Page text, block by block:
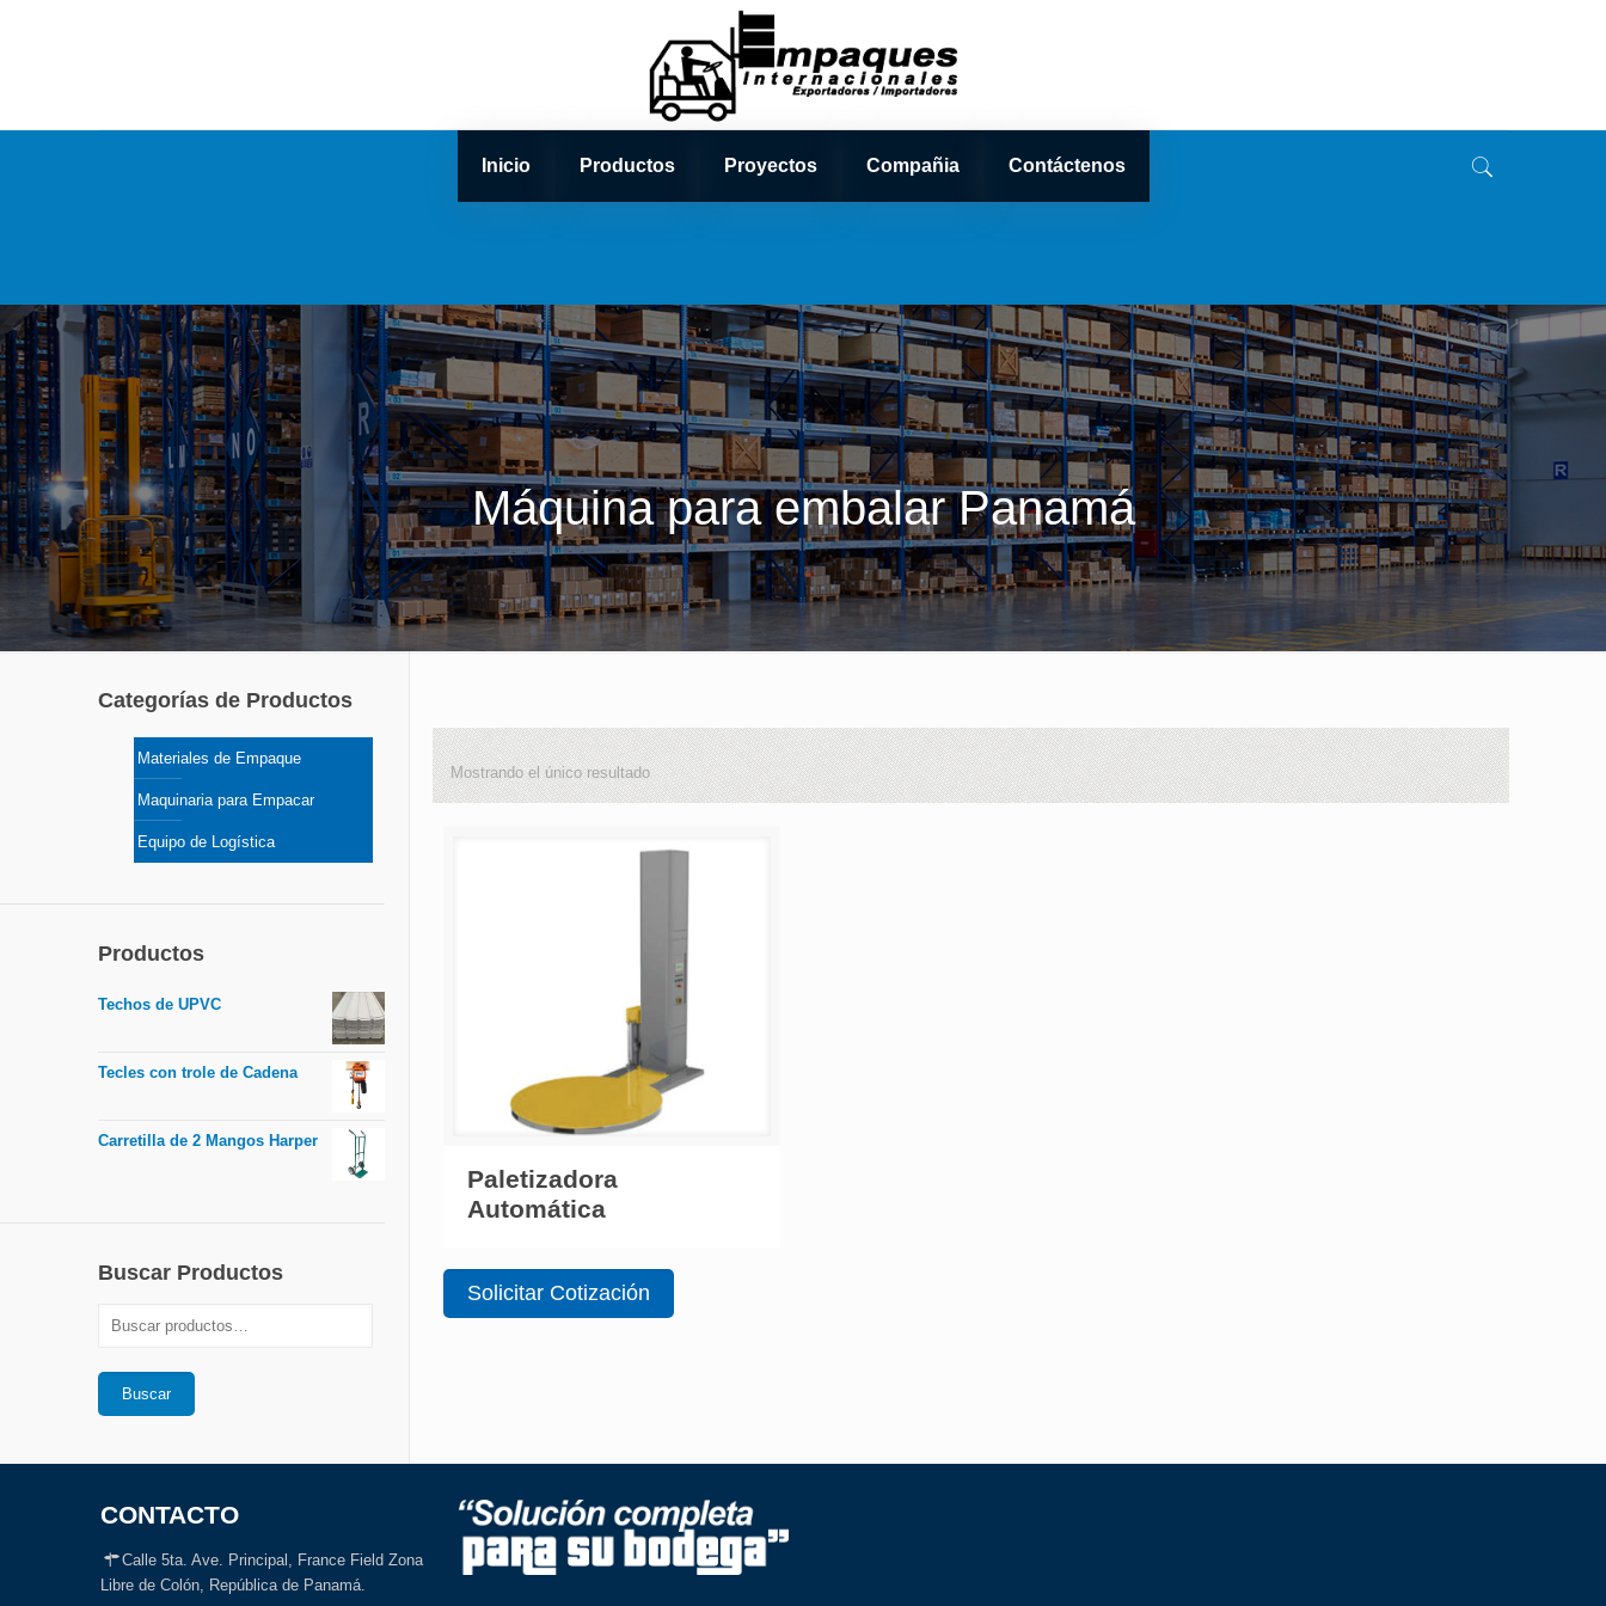
Inicio Productos Proyectos Compañia Contáctenos
Máquina para embalar Panamá
Mostrando el único resultado
Paletizadora
Automática
Solicitar Cotización
Categorías de Productos
Materiales de Empaque
Maquinaria para Empacar
Equipo de Logística
Productos
Techos de UPVC
Tecles con trole de Cadena
Carretilla de 2 Mangos Harper
Buscar Productos
Buscar
CONTACTO
Calle 5ta. Ave. Principal, France Field Zona
Libre de Colón, República de Panamá.